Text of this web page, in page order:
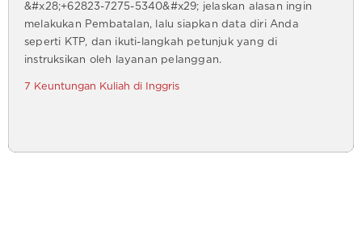
&#x28;+62823-7275-5340&#x29; jelaskan alasan ingin
melakukan Pembatalan, lalu siapkan data diri Anda
seperti KTP, dan ikuti-langkah petunjuk yang di
instruksikan oleh layanan pelanggan.
7 Keuntungan Kuliah di Inggris